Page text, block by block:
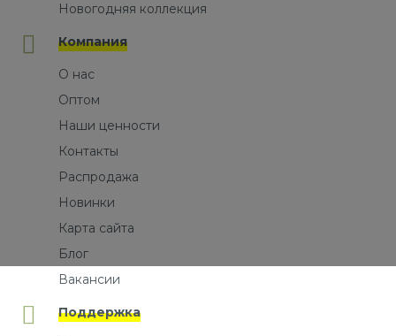
Новогодняя коллекция
Компания
О нас
Оптом
Наши ценности
Контакты
Распродажа
Новинки
Карта сайта
Блог
Вакансии
Поддержка